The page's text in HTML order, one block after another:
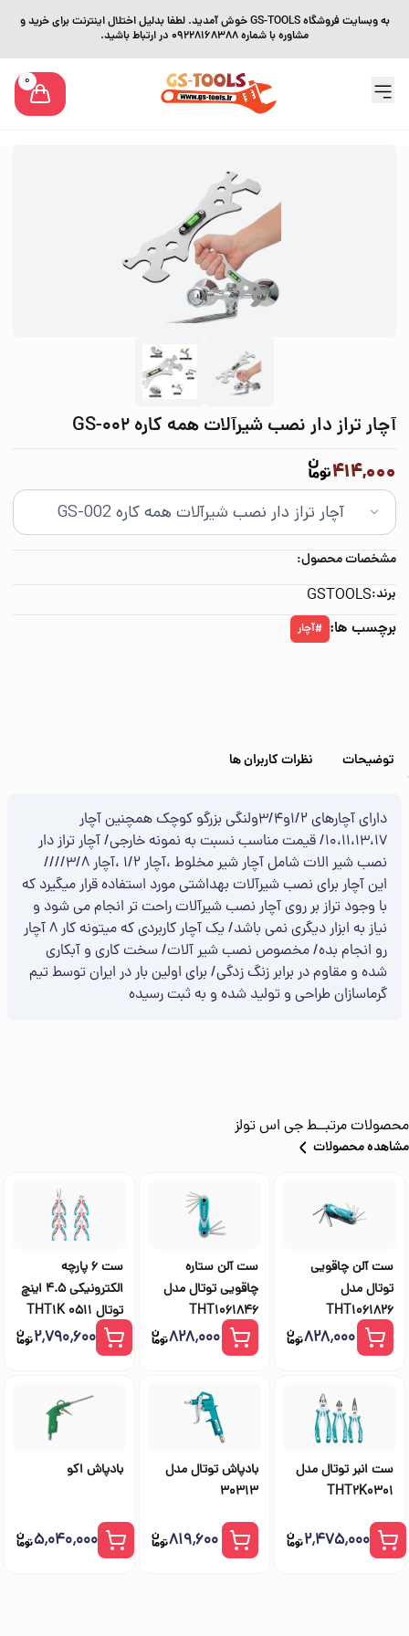
به وبسایت فروشگاه GS-TOOLS خوش آمدید. لطفا بدلیل اختلال اینترنت برای خرید و
مشاوره با شماره 09228168388 در ارتباط باشید.
0
آچار تراز دار نصب شیرآلات همه کاره GS-002
414,000
مشخصات محصول:
برند:GSTOOLS
برچسب ها: #آچار
توضیحات نظرات کاربران ها
دارای آچارهای 1/2و3/4ولنگی بزرگو کوچک همچنین آچار
10،11،13،17/ قیمت مناسب نسبت به نمونه خارجی/ آچار تراز دار
نصب شیر الات شامل آچار شیر مخلوط ،آچار 1/2 ،آچار 3/8////
این آچار برای نصب شیرآلات بهداشتی مورد استفاده قرار میگیرد که
با وجود تراز بر روی آچار نصب شیرآلات راحت تر انجام می شود و
نیاز به ابزار دیگری نمی باشد/ یک آچار کاربردی که میتونه کار 8 آچار
رو انجام بده/ مخصوص نصب شیر آلات/ سخت کاری و آبکاری
شده و مقاوم در برابر زنگ زدگی/ برای اولین بار در ایران توسط تیم
گرماسازان طراحی و تولید شده و به ثبت رسیده
محصولات مرتبــطجی اس تولز
مشاهده محصولات
ست آلن چاقویی
توتال مدل
THT1061826
۸۲۸٬۰۰۰
ست آلن ستاره
چاقویی توتال مدل
THT1061846
۸۲۸٬۰۰۰
ست 6 پارچه
الکترونیکی 4.5 اینچ
توتال THT1K 0511
۲٬۷۹۰٬۶۰۰
ست انبر توتال مدل
THT2K0301
۲٬۴۷۵٬۰۰۰
بادپاش توتال مدل
30313
۸۱۹٬۶۰۰
بادپاش اکو
۵٬۰۴۰٬۰۰۰